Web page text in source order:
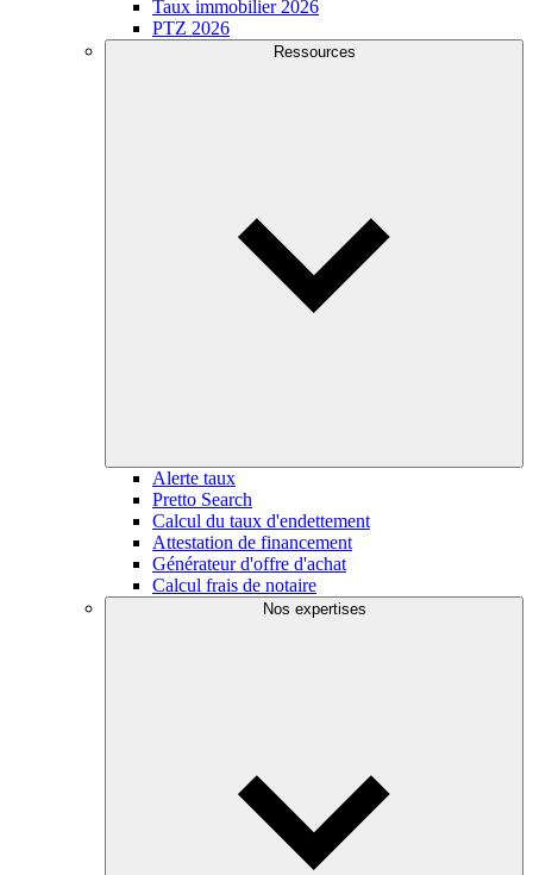
Taux immobilier 2026
PTZ 2026
Ressources
Alerte taux
Pretto Search
Calcul du taux d'endettement
Attestation de financement
Générateur d'offre d'achat
Calcul frais de notaire
Nos expertises